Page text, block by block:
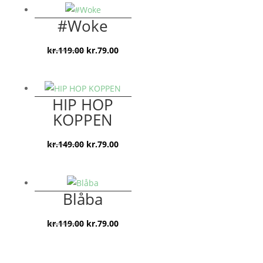
var:
kr.149.00.
er:
#Woke
kr.119.00 Den
var:
kr.119.00.
kr.79.00Den
er:
HIP HOP
KOPPEN
kr.149.00 Den
var:
kr.149.00.
kr.79.00Den
er:
Blåba
kr.119.00 Den
kr.79.00Den